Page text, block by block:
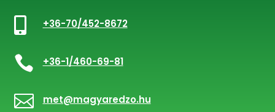
 +36-70/452-8672
 +36-1/460-69-81
 met@magyaredzo.hu